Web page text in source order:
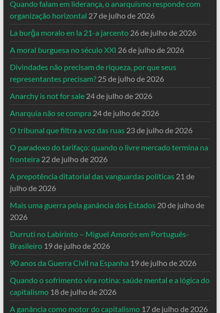
Quando falam em liderança, o anarquismo responde com
organização horizontal 27 de julho de 2026
La burĝa moralo en la 21-a jarcento 26 de julho de 2026
A moral burguesa no século XXI 26 de julho de 2026
Divindades não precisam de riqueza, por que seus
representantes precisam? 25 de julho de 2026
Anarchy is not for sale 24 de julho de 2026
Anarquia não se compra 24 de julho de 2026
O tribunal que filtra a voz das ruas 23 de julho de 2026
O paradoxo do tarifaço: quando o livre mercado termina na
fronteira 22 de julho de 2026
A prepotência ditatorial das vanguardas políticas 21 de
julho de 2026
Mais uma guerra pela ganância dos Estados 20 de julho de
2026
Durruti no Labirinto – Miguel Amorós em Português-
Brasileiro 19 de julho de 2026
90 anos da Guerra Civil na Espanha 19 de julho de 2026
Quando o sofrimento vira rotina: saúde mental e a lógica do
capitalismo 18 de julho de 2026
A ganância como motor do capitalismo 17 de julho de 2026